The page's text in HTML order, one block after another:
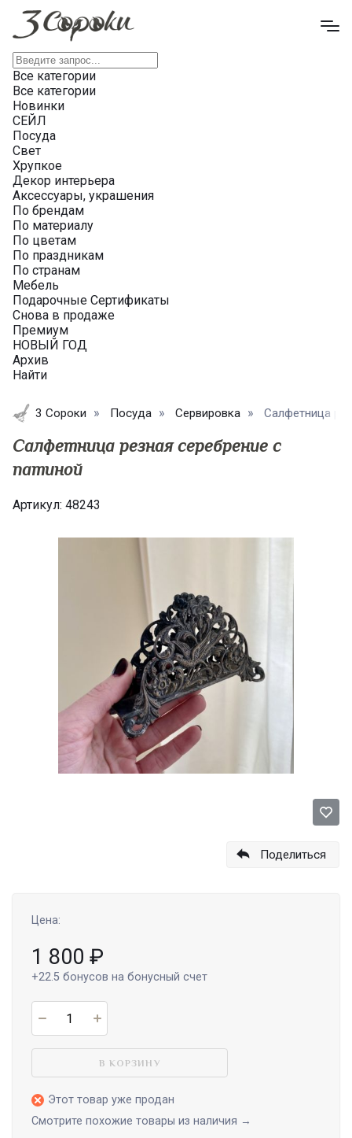
Все категории
Все категории
Новинки
СЕЙЛ
Посуда
Свет
Хрупкое
Декор интерьера
Аксессуары, украшения
По брендам
По материалу
По цветам
По праздникам
По странам
Мебель
Подарочные Сертификаты
Снова в продаже
Премиум
НОВЫЙ ГОД
Архив
Найти
3 Сороки Посуда Сервировка Салфетница
Салфетница резная серебрение с
патиной
Артикул: 48243
Поделиться
Цена:
1 800 ₽
+22.5 бонусов на бонусный счет
В КОРЗИНУ
Этот товар уже продан
Смотрите похожие товары из наличия →